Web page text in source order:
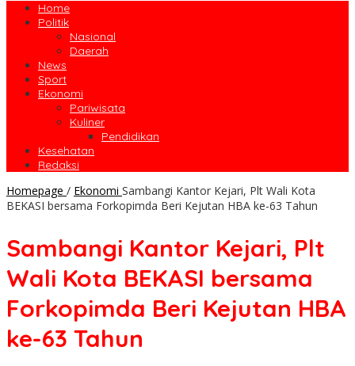
Home
Politik
Nasional
Daerah
News
Sport
Ekonomi
Pariwisata
Kuliner
Pendidikan
Kesehatan
Redaksi
Homepage / Ekonomi Sambangi Kantor Kejari, Plt Wali Kota
BEKASI bersama Forkopimda Beri Kejutan HBA ke-63 Tahun
Sambangi Kantor Kejari, Plt
Wali Kota BEKASI bersama
Forkopimda Beri Kejutan HBA
ke-63 Tahun